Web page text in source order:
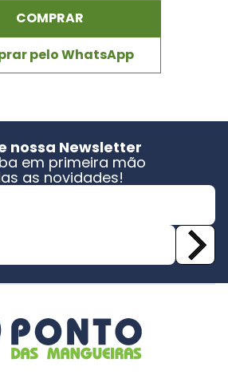
COMPRAR
pelo WhatsApp
nossa Newsletter
em primeira mão
as novidades!